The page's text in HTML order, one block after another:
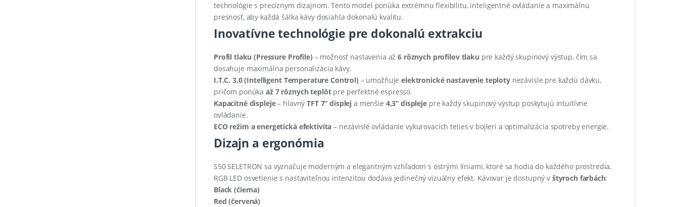
technológie s precíznym dizajnom. Tento model ponúka extrémnu flexibilitu, inteligentné ovládanie a maximálnu
presnosť, aby každá šálka kávy dosiahla dokonalú kvalitu.
Inovatívne technológie pre dokonalú extrakciu
Profil tlaku (Pressure Profile) – možnosť nastavenia až6 rôznych profilov tlaku pre každý skupinový výstup, čím sa
dosahuje maximálna personalizácia kávy.
I.T.C. 3.0 (Intelligent Temperature Control) – umožňujeelektronické nastavenie teplotynezávisle pre každú dávku,
pričom ponúkaaž 7 rôznych teplôtpre perfektné espresso.
Kapacitné displeje– hlavnýTFT 7” displej a menšie 4,3” displejepre každý skupinový výstup poskytujú intuitívne
ovládanie.
ECO režim a energetická efektivita – nezávislé ovládanie vykurovacích telies v bojleri a optimalizácia spotreby energie.
Dizajn a ergonómia
S50 SELETRON sa vyznačuje moderným a elegantným vzhľadom s ostrými líniami, ktoré sa hodia do každého prostredia.
RGB LED osvetlenie s nastaviteľnou intenzitou dodáva jedinečný vizuálny efekt. Kávovar je dostupný v štyroch farbách:
Black (čierna)
Red (červená)